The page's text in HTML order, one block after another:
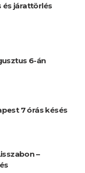
és járattörlés
6-án
7 órás késés
–